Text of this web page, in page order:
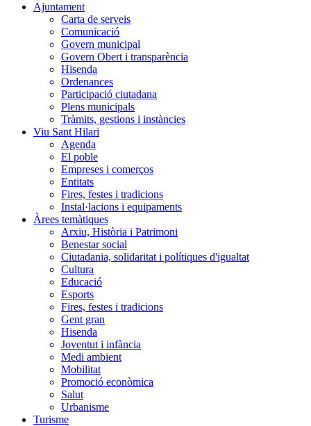
Ajuntament
Carta de serveis
Comunicació
Govern municipal
Govern Obert i transparència
Hisenda
Ordenances
Participació ciutadana
Plens municipals
Tràmits, gestions i instàncies
Viu Sant Hilari
Agenda
El poble
Empreses i comerços
Entitats
Fires, festes i tradicions
Instal·lacions i equipaments
Àrees temàtiques
Arxiu, Història i Patrimoni
Benestar social
Ciutadania, solidaritat i polítiques d'igualtat
Cultura
Educació
Esports
Fires, festes i tradicions
Gent gran
Hisenda
Joventut i infància
Medi ambient
Mobilitat
Promoció econòmica
Salut
Urbanisme
Turisme